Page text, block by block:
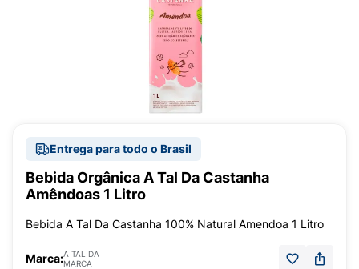
Entrega para todo o Brasil
Bebida Orgânica A Tal Da Castanha
Amêndoas 1 Litro
Bebida A Tal Da Castanha 100% Natural Amendoa 1 Litro
Marca:A TAL DA
MARCA